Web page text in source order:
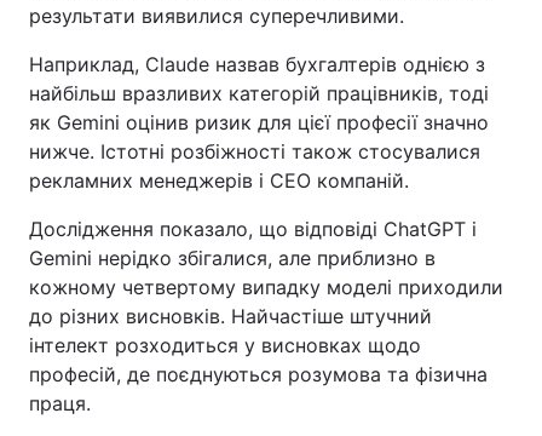
результати виявилися суперечливими.
Наприклад, Claude назвав бухгалтерів однією з
найбільш вразливих категорій працівників, тоді
як Gemini оцінив ризик для цієї професії значно
нижче. Істотні розбіжності також стосувалися
рекламних менеджерів і СЕО компаній.
Дослідження показало, що відповіді ChatGPT і
Gemini нерідко збігалися, але приблизно в
кожному четвертому випадку моделі приходили
до різних висновків. Найчастіше штучний
інтелект розходиться у висновках щодо
професій, де поєднуються розумова та фізична
праця.